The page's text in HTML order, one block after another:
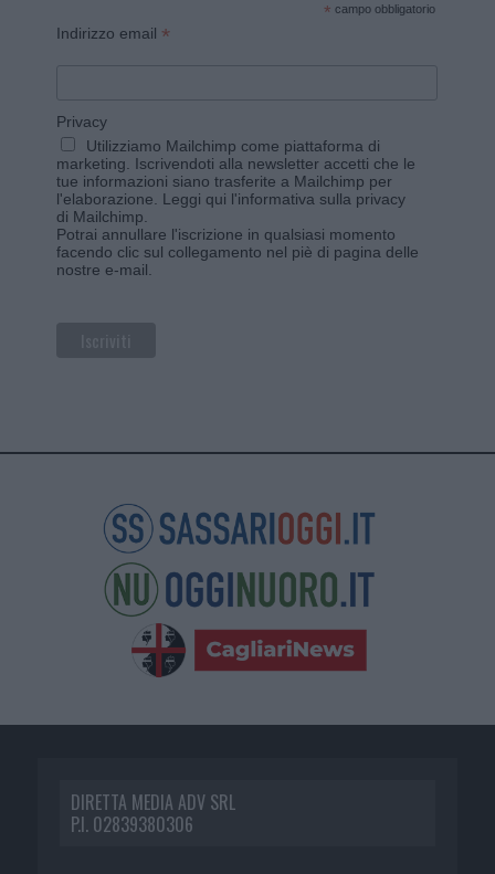
* campo obbligatorio
Indirizzo email *
Privacy
Utilizziamo Mailchimp come piattaforma di
marketing. Iscrivendoti alla newsletter accetti che le
tue informazioni siano trasferite a Mailchimp per
l'elaborazione. Leggi qui l'informativa sulla privacy
di Mailchimp
Potrai annullare l'iscrizione in qualsiasi momento
facendo clic sul collegamento nel piè di pagina delle
nostre e-mail.
DIRETTA MEDIA ADV SRL
P.I. 02839380306